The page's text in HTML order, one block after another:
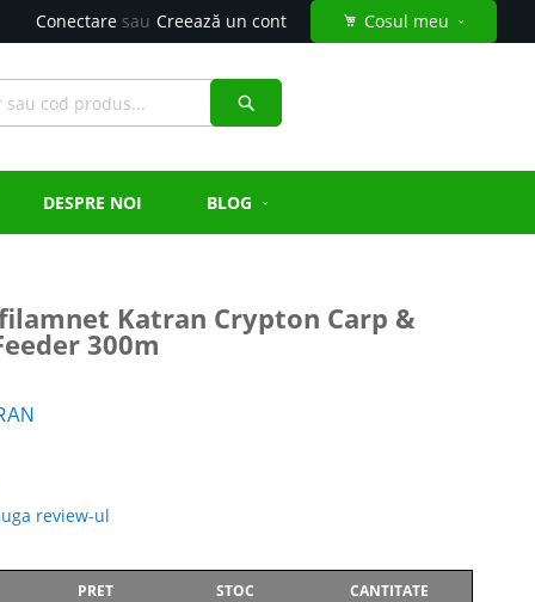
Cosul meu
Conectare Creează un cont
DESPRE NOI BLOG
Katran Crypton Carp &
300m
review-ul
PRET STOC CANTITATE